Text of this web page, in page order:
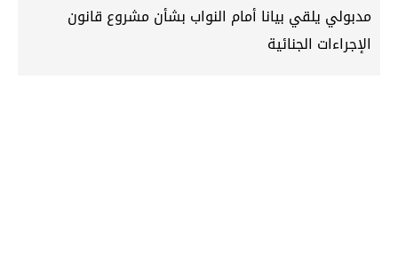
مدبولي يلقي بيانا أمام النواب بشأن مشروع قانون
الإجراءات الجنائية